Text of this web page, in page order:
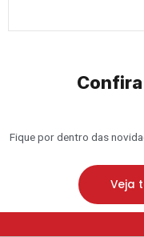
Confira
Fique por dentro das
Veja